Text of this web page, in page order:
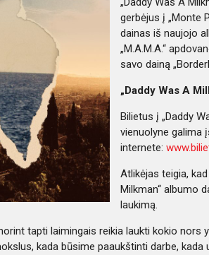
gerbėjus į „Monte
dainas iš naujojo
„M.A.M.A.“
savo dainą
„Daddy Was A
Bilietus į „Daddy
vienuolyne galima
internete:
Atlikėjas teigia,
Milkman“ albumo
laukimą.
tapti laimingais reikia laukti kokio nors
kada būsime paaukštinti darbe, kada